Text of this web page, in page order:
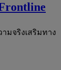
มจริงเสริมทาง